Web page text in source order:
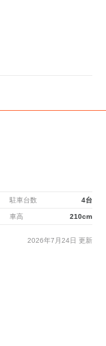
駐車台数 4台
車高 210cm
2026年7月24日 更新